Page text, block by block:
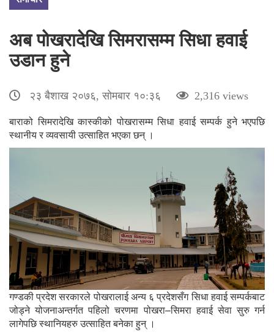
अब पोखरादेखि सिमरासम्म सिधा हवाई
उडान हुने
२३ बैशाख २०७६, सोमबार १०:३६ 2,316 views
बाराको सिमरादेखि कास्कीको पोखरासम्म सिधा हवाई सम्पर्क हुने भएपछि
स्थानीय र व्यवसायी उत्साहित भएका छन् ।
गण्डकी प्रदेश सरकारले पोखरालाई अन्य ६ प्रदेशसँग सिधा हवाई सम्पर्कबाट
जोड्ने योजनाअन्तर्गत पहिलो चरणमा पोखरा–सिमरा हवाई सेवा सुरु गर्न
लागेपछि स्थानियहरु उत्साहित बनेका हुन् ।